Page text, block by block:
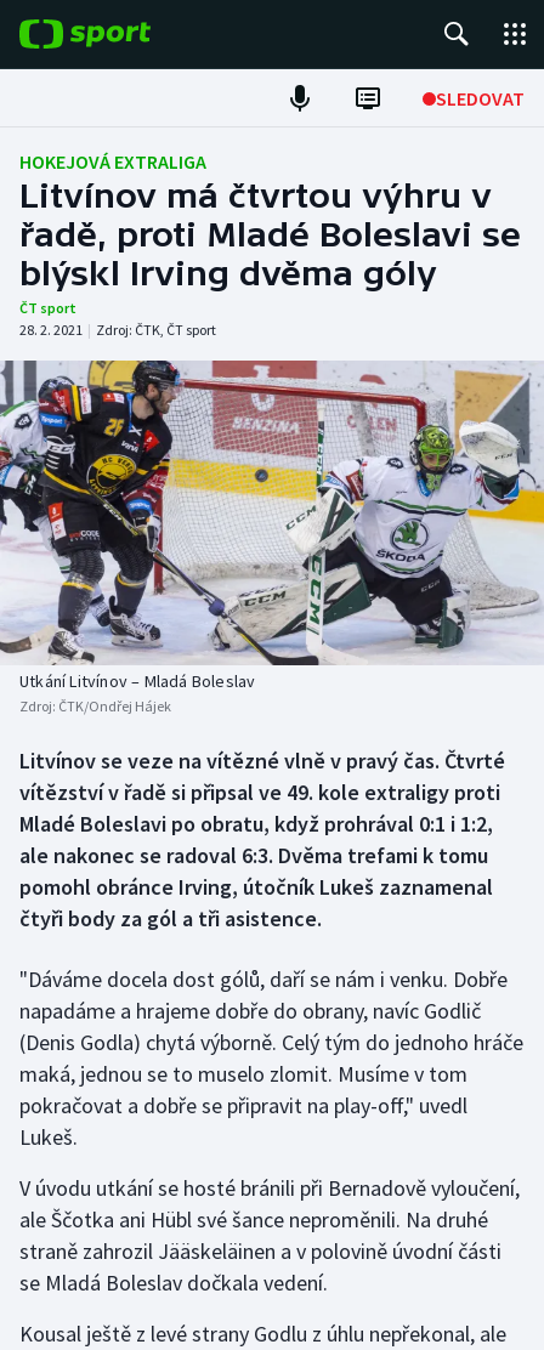
SLEDOVAT
Fotbal
Hokej
Tenis
Atletika
Cyklistika
DALŠÍ SPORTY
Americký fotbal
Baseball a softbal
Basketbal
Biatlon
Box
Curling
Dostihy
Florbal
Futsal
Golf
Gymnastika
Házená
Jezdectví
NEPŘEHLÉDNĚTE
Soutěže
Historické návraty
Aplikace ČT sport
HOKEJOVÁ EXTRALIGA
Litvínov má čtvrtou výhru v
řadě, proti Mladé Boleslavi se
blýskl Irving dvěma góly
ČT sport
28. 2. 2021 | Zdroj: ČTK, ČT sport
Utkání Litvínov – Mladá Boleslav
Zdroj: ČTK/Ondřej Hájek
Litvínov se veze na vítězné vlně v pravý čas. Čtvrté
vítězství v řadě si připsal ve 49. kole extraligy proti
Mladé Boleslavi po obratu, když prohrával 0:1 i 1:2,
ale nakonec se radoval 6:3. Dvěma trefami k tomu
pomohl obránce Irving, útočník Lukeš zaznamenal
čtyři body za gól a tři asistence.
"Dáváme docela dost gólů, daří se nám i venku. Dobře
napadáme a hrajeme dobře do obrany, navíc Godlič
(Denis Godla) chytá výborně. Celý tým do jednoho hráče
maká, jednou se to muselo zlomit. Musíme v tom
pokračovat a dobře se připravit na play-off," uvedl
Lukeš.
V úvodu utkání se hosté bránili při Bernadově vyloučení,
ale Ščotka ani Hübl své šance neproměnili. Na druhé
straně zahrozil Jääskeläinen a v polovině úvodní části
se Mladá Boleslav dočkala vedení.
Kousal ještě z levé strany Godlu z úhlu nepřekonal, ale